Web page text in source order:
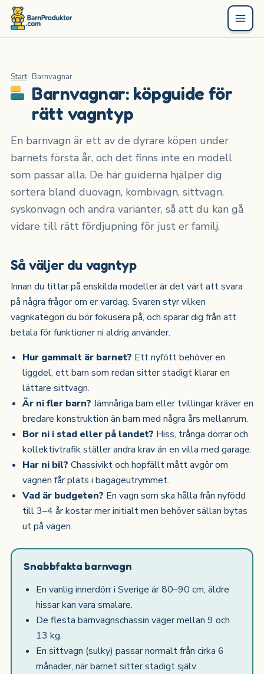
Start Barnvagnar
Barnvagnar: köpguide för
rätt vagntyp
En barnvagn är ett av de dyrare köpen under
barnets första år, och det finns inte en modell
som passar alla. De här guiderna hjälper dig
sortera bland duovagn, kombivagn, sittvagn,
syskonvagn och andra varianter, så att du kan gå
vidare till rätt fördjupning för just er familj.
Så väljer du vagntyp
Innan du tittar på enskilda modeller är det värt att svara
på några frågor om er vardag. Svaren styr vilken
vagnkategori du bör fokusera på, och sparar dig från att
betala för funktioner ni aldrig använder.
Hur gammalt är barnet? Ett nyfött behöver en
liggdel, ett barn som redan sitter stadigt klarar en
lättare sittvagn.
Är ni fler barn? Jämnåriga barn eller tvillingar kräver en
bredare konstruktion än barn med några års mellanrum.
Bor ni i stad eller på landet? Hiss, trånga dörrar och
kollektivtrafik ställer andra krav än en villa med garage.
Har ni bil? Chassivikt och hopfällt mått avgör om
vagnen får plats i bagageutrymmet.
Vad är budgeten? En vagn som ska hålla från nyfödd
till 3–4 år kostar mer initialt men behöver sällan bytas
ut på vägen.
Snabbfakta barnvagn
En vanlig innerdörr i Sverige är 80–90 cm, äldre
hissar kan vara smalare.
De flesta barnvagnschassin väger mellan 9 och
13 kg.
En sittvagn (sulky) passar normalt från cirka 6
månader, när barnet sitter stadigt själv.